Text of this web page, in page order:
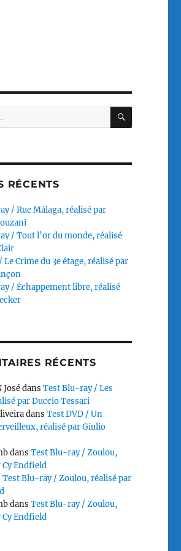
RÉCENTS
/ Rue Málaga, réalisé par
/ Tout l’or du monde, réalisé
Le Crime du 3e étage, réalisé par
/ Échappement libre, réalisé
RÉCENTS
JosédansTest Blu-ray / Les
par Duccio Tessari
dansTest DVD / Un
réalisé par Giulio
dansTest Blu-ray / Zoulou,
Cy Endfield
Test Blu-ray / Zoulou, réalisé par
dansTest Blu-ray / Zoulou,
Cy Endfield